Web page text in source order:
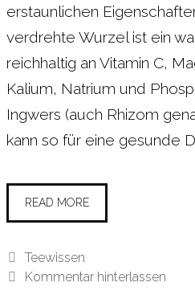
erstaunlichen
verdrehte Wurzel ist ein
reichhaltig an Vitamin C,
Kalium, Natrium und
Ingwers (auch Rhizom
kann so für eine gesunde
READ MORE
Kategorien
Teewissen
Kommentar hinterlassen